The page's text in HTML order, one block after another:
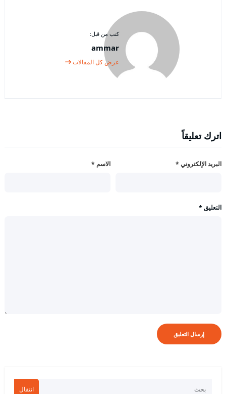
كتب من قبل:
ammar
عرض كل المقالات
اترك تعليقاً
الاسم * البريد الإلكتروني *
التعليق *
انتقال